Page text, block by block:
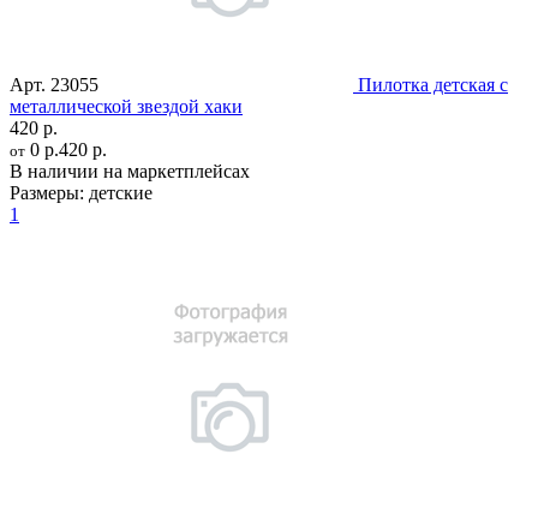
Арт. 23055
Пилотка детская с
металлической звездой хаки
420 р.
от 0 р.420 р.
В наличии на маркетплейсах
Размеры: детские
1